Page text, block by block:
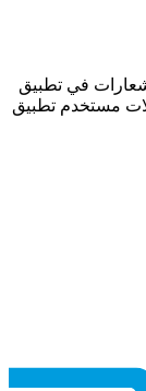
في تطبيق
مستخدم تطبيق